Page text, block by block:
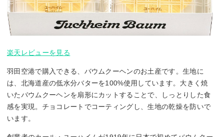
楽天レビューを見る
羽田空港で購入できる、バウムクーヘンのお土産です。生地に
は、北海道産の低水分バターを100%使用しています。大きく焼
いたバウムクーヘンを扇形にカットすることで、しっとりした食
感を実現。チョコレートでコーティングし、生地の乾燥を防いで
います。